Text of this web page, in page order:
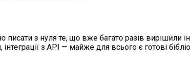
з нуля те, що вже багато разів вирішили
з API — майже для всього є готові